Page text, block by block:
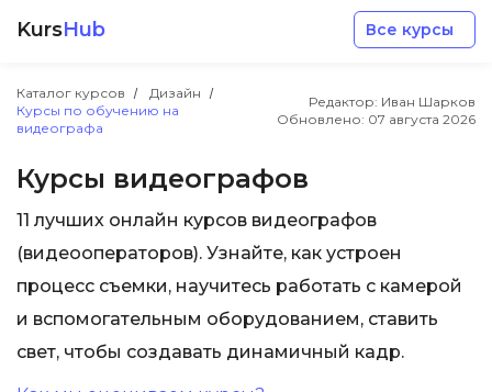
KursHub Все курсы
Каталог курсов
Дизайн
Курсы по обучению на
видеографа
Редактор: Иван Шарков
Обновлено: 07 августа 2026
Курсы видеографов
11 лучших онлайн курсов видеографов
(видеооператоров). Узнайте, как устроен
процесс съемки, научитесь работать с камерой
и вспомогательным оборудованием, ставить
свет, чтобы создавать динамичный кадр.
Маркетинг
Дизайн